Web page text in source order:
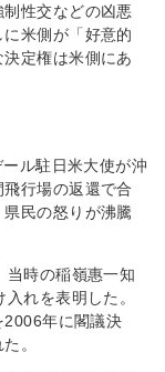
性交などの凶悪
米側が「好意的
定権は米側にあ
ル駐日米大使が沖
行場の返還で合
民の怒りが沸騰
当時の稲嶺惠一知
れを表明した。
2006年に閣議決
。